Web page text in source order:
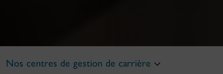
Nos centres de gestion de carrière